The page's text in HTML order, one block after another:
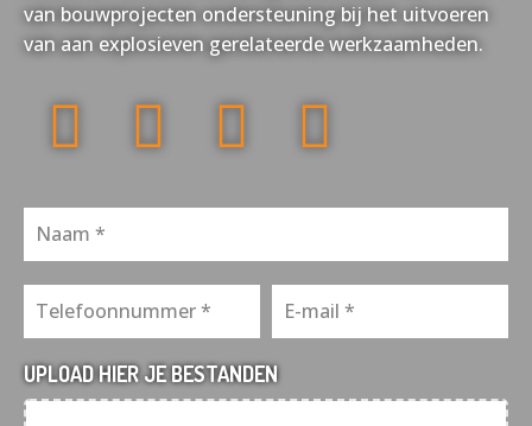
van bouwprojecten ondersteuning bij het uitvoeren
van aan explosieven gerelateerde werkzaamheden.
UPLOAD HIER JE BESTANDEN